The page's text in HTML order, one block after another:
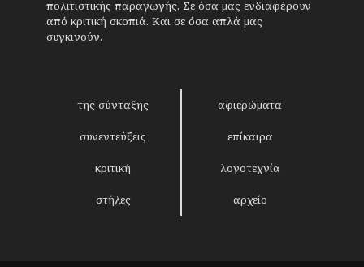
πολιτιστικής παραγωγής. Σε όσα μας ενδιαφέρουν
από κριτική σκοπιά. Και σε όσα απλά μας
συγκινούν.
της σύνταξης αφιερώματα
συνεντεύξεις επίκαιρα
κριτική λογοτεχνία
στήλες αρχείο